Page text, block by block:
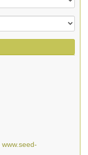
www.seed-